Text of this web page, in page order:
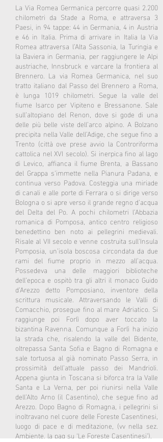
La Via Romea Germanica percorre quasi 2.200
chilometri da Stade a Roma, e attraversa 3
Paesi, in 94 tappe: 44 in Germania, 4 in Austria
e 46 in Italia. Prima di arrivare in Italia la Via
Romea attraversa l’Alta Sassonia, la Turingia e
la Baviera in Germania, per raggiungere le Alpi
austriache, Innsbruck e varcare la frontiera al
Brennero. La via Romea Germanica, nel suo
tratto italiano dal Passo del Brennero a Roma,
è lunga 1019 chilometri. Segue la valle del
fiume Isarco per Vipiteno e Bressanone. Sale
sull’altopiano del Renon, dove si gode di una
delle più belle viste dell’arco alpino. A Bolzano
precipita nella Valle dell’Adige, che segue fino a
Trento (città ove prese avvio la Controriforma
cattolica nel XVI secolo). Si inerpica fino al lago
di Levico, affianca il fiume Brenta, a Bassano
del Grappa s’immette nella Pianura Padana, e
continua verso Padova. Costeggia una miriade
di canali e alle porte di Ferrara o si dirige verso
Bologna o si apre verso il grande regno d’acqua
del Delta del Po. A pochi chilometri l’Abbazia
romanica di Pomposa, antico centro religioso
benedettino ben noto ai pellegrini medievali.
Risale al VII secolo e venne costruita sull’Insula
Pomposia, un’isola boscosa circondata da due
rami del fiume proprio in mezzo all’acqua.
Possedeva una delle maggiori biblioteche
dell’epoca e ospitò tra gli altri il monaco Guido
d’Arezzo detto Pomposiano, inventore della
scrittura musicale. Attraversando le Valli di
Comacchio, prosegue fino al mare Adriatico. Si
raggiunge poi Forlì dopo aver toccato la
bizantina Ravenna. Comunque a Forlì ha inizio
la strada che, risalendo la valle del Bidente,
oltrepassa Santa Sofia e Bagno di Romagna e
sale tortuosa al già nominato Passo Serra, in
prossimità dell’attuale passo dei Mandrioli.
Appena giunta in Toscana si biforca tra la Valle
Santa e La Verna, per poi riunirsi nella Valle
dell’Alto Arno (il Casentino), che segue fino ad
Arezzo. Dopo Bagno di Romagna, i pellegrini si
inoltravano nel cuore delle Foreste Casentinesi,
luogo di pace e di meditazione, (vv nella sez.
Ambiente, la pag su ‘Le Foreste Casentinesi’).